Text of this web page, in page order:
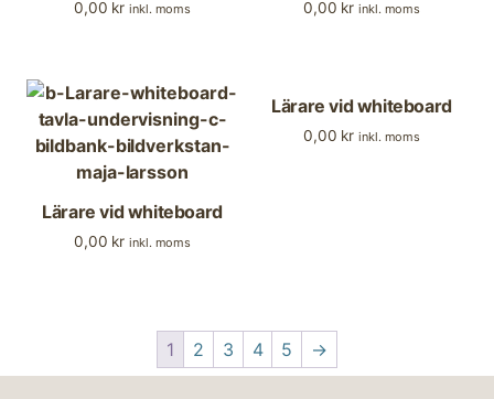
0,00 kr inkl. moms 0,00 kr inkl. moms
Lärare vid whiteboard
0,00 kr inkl. moms
Lärare vid whiteboard
0,00 kr inkl. moms
1 2 3 4 5 →